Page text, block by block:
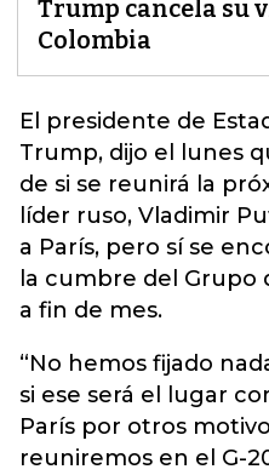
Trump cancela su
Colombia
El presidente de
Trump, dijo el lunes
de si se reunirá la
líder ruso, Vladimir
a París, pero sí se
la cumbre del Grupo
a fin de mes.
“No hemos fijado
si ese será el lugar
París por otros
reuniremos en el G-